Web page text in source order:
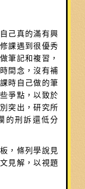
己真的滿有興
課遇到很優秀
筆記和複習，
間念，沒有補
時自己做的筆
爭點，以致於
突出，研究所
的刑訴還低分
，條列學說見
見解，以視題